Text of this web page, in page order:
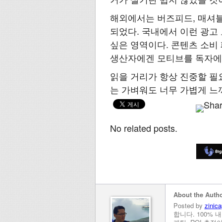
해외에서는 버즈피드, 매셔
되었다. 국내에서 이런 광
싶은 영역이다. 콘텐츠 소
생산자에겐 모티브를 독자
읽을 거리가 항상 진중할
는 가벼워도 너무 가볍게 느
No related posts.
About the
Posted by
합니다. 100%